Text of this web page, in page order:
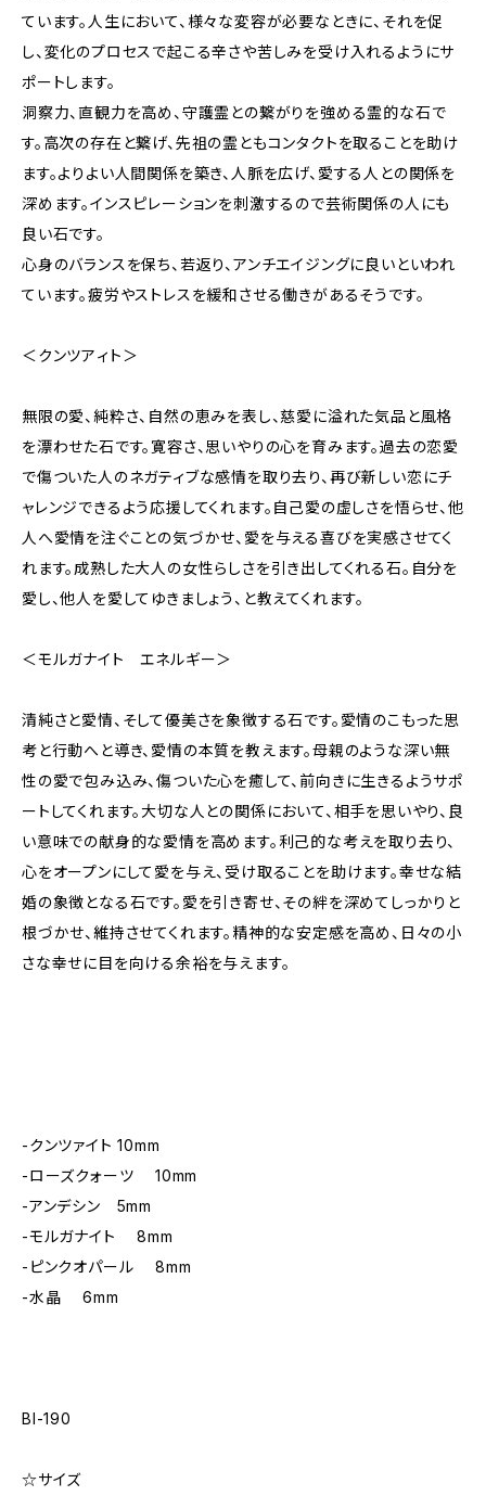
ています。人生において、様々な変容が必要なときに、それを促
し、変化のプロセスで起こる辛さや苦しみを受け入れるようにサ
ポートします。
洞察力、直観力を高め、守護霊との繋がりを強める霊的な石で
す。高次の存在と繋げ、先祖の霊ともコンタクトを取ることを助け
ます。よりよい人間関係を築き、人脈を広げ、愛する人との関係を
深めます。インスピレーションを刺激するので芸術関係の人にも
良い石です。
心身のバランスを保ち、若返り、アンチエイジングに良いといわれ
ています。疲労やストレスを緩和させる働きがあるそうです。
＜クンツアィト＞
無限の愛、純粋さ、自然の恵みを表し、慈愛に溢れた気品と風格
を漂わせた石です。寛容さ、思いやりの心を育みます。過去の恋愛
で傷ついた人のネガティブな感情を取り去り、再び新しい恋にチ
ャレンジできるよう応援してくれます。自己愛の虚しさを悟らせ、他
人へ愛情を注ぐことの気づかせ、愛を与える喜びを実感させてく
れます。成熟した大人の女性らしさを引き出してくれる石。自分を
愛し、他人を愛してゆきましょう、と教えてくれます。
＜モルガナイト エネルギー＞
清純さと愛情、そして優美さを象徴する石です。愛情のこもった思
考と行動へと導き、愛情の本質を教えます。母親のような深い無
性の愛で包み込み、傷ついた心を癒して、前向きに生きるようサポ
ートしてくれます。大切な人との関係において、相手を思いやり、良
い意味での献身的な愛情を高めます。利己的な考えを取り去り、
心をオープンにして愛を与え、受け取ることを助けます。幸せな結
婚の象徴となる石です。愛を引き寄せ、その絆を深めてしっかりと
根づかせ、維持させてくれます。精神的な安定感を高め、日々の小
さな幸せに目を向ける余裕を与えます。
-クンツァイト 10mm
-ローズクォーツ 10mm
-アンデシン 5mm
-モルガナイト 8mm
-ピンクオパール 8mm
-水晶 6mm
Bl-190
☆サイズ